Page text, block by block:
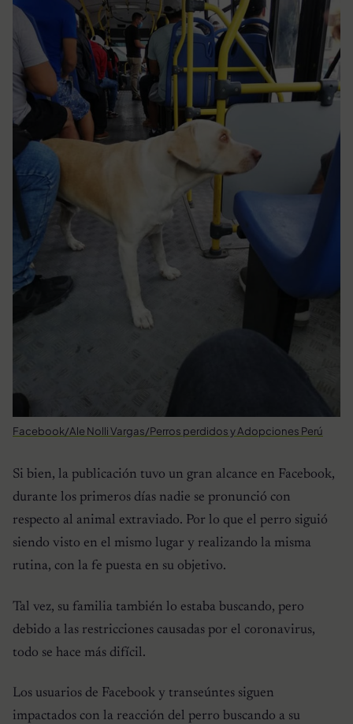
Facebook/Ale Nolli Vargas/Perros perdidos y Adopciones Perú
Si bien, la publicación tuvo un gran alcance en Facebook,
durante los primeros días nadie se pronunció con
respecto al animal extraviado. Por lo que el perro siguió
siendo visto en el mismo lugar y realizando la misma
rutina, con la fe puesta en su objetivo.
Tal vez, su familia también lo estaba buscando, pero
debido a las restricciones causadas por el coronavirus,
todo se hace más difícil.
Los usuarios de Facebook y transeúntes siguen
impactados con la reacción del perro buscando a su